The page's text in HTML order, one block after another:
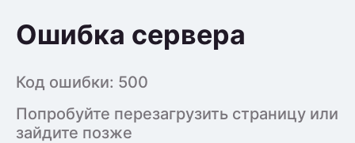
Ошибка сервера
Код ошибки: 500
Попробуйте перезагрузить страницу или
зайдите позже